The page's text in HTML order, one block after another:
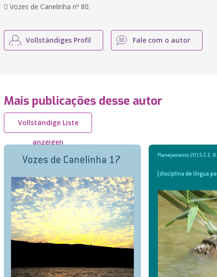
 Vozes de Canelinha nº 80.
Vollständiges Profil Fale com o autor
Mais publicações desse autor
Vollständige Liste
anzeigen